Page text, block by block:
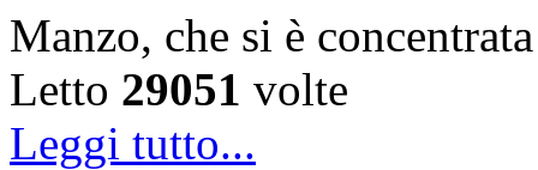
Manzo, che si è
Letto 29051 volte
Leggi tutto...